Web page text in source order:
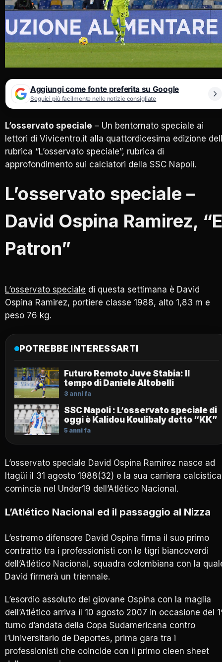
Aggiungi come fonte preferita su Google
Seguici più facilmente nelle notizie consigliate
L’osservato speciale – Un bentornato speciale ai
lettori di Vivicentro.it alla quattordicesima edizione
rubrica “L’osservato speciale”, rubrica di
approfondimento sui calciatori della SSC Napoli.
L’osservato speciale –
David Ospina Ramirez,
Patron”
L’osservato speciale di questa settimana è David
Ospina Ramirez, portiere classe 1988, alto 1,83 m e
peso 76 kg.
POTREBBE INTERESSARTI
Futuro Remoto Juve Stabia: Il
tempo di Daniele Altobelli
3 anni fa
SSC Napoli : L’osservato speciale di
oggi è Kalidou Koulibaly detto “KK”
5 anni fa
L’osservato speciale David Ospina Ramirez nasce ad
Itagüí il 31 agosto 1988(32) e la sua carriera calcistica
comincia nel Under19 dell’Atlético Nacional.
L’Atlético Nacional ed il passaggio al Nizza
L’estremo difensore David Ospina firma il suo primo
contratto tra i professionisti con le tigri biancoverdi
dell’Atlético Nacional, squadra colombiana con la
David firmerà un triennale.
L’esordio assoluto del giovane Ospina con la maglia
dell’Atlético arriva il 10 agosto 2007 in occasione del
turno d’andata della Copa Sudamericana contro
l’Universitario de Deportes, prima gara tra i
professionisti che coincide con il primo cleen sheet